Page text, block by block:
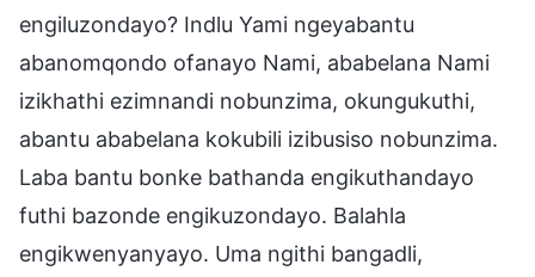
engiluzondayo? Indlu Yami ngeyabantu
abanomqondo ofanayo Nami, ababelana Nami
izikhathi ezimnandi nobunzima, okungukuthi,
abantu ababelana kokubili izibusiso nobunzima.
Laba bantu bonke bathanda engikuthandayo
futhi bazonde engikuzondayo. Balahla
engikwenyanyayo. Uma ngithi bangadli,